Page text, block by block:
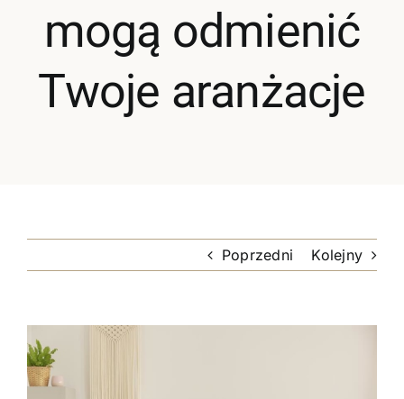
Cennik
BLOG
mogą odmienić
Twoje aranżacje
Poprzedni Kolejny
Pokaż
większy
obrazek